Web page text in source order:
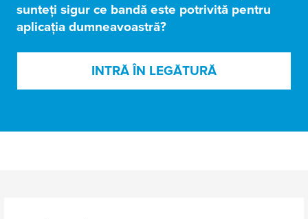
sunteți sigur ce bandă este potrivită pentru
aplicația dumneavoastră?
INTRĂ ÎN LEGĂTURĂ